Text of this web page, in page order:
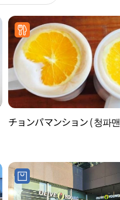
チョンパマンション ( 청파